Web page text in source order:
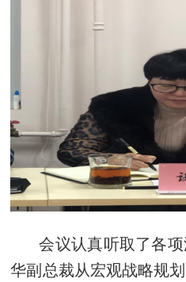
会议认真听取了各
华副总裁从宏观战略规